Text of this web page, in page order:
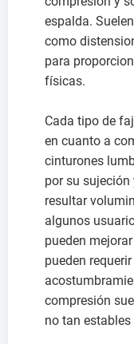
espalda.
como
para
físicas.
Cada tipo de
en cuanto a
cinturones
por su sujeción
resultar
algunos
pueden
pueden
compresión
no tan